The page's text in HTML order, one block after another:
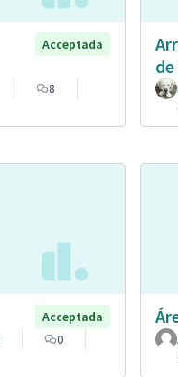
Acceptada
8
Acceptada
0